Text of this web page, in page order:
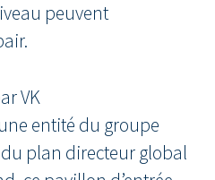
peuvent
VK
entité du groupe
du plan directeur global